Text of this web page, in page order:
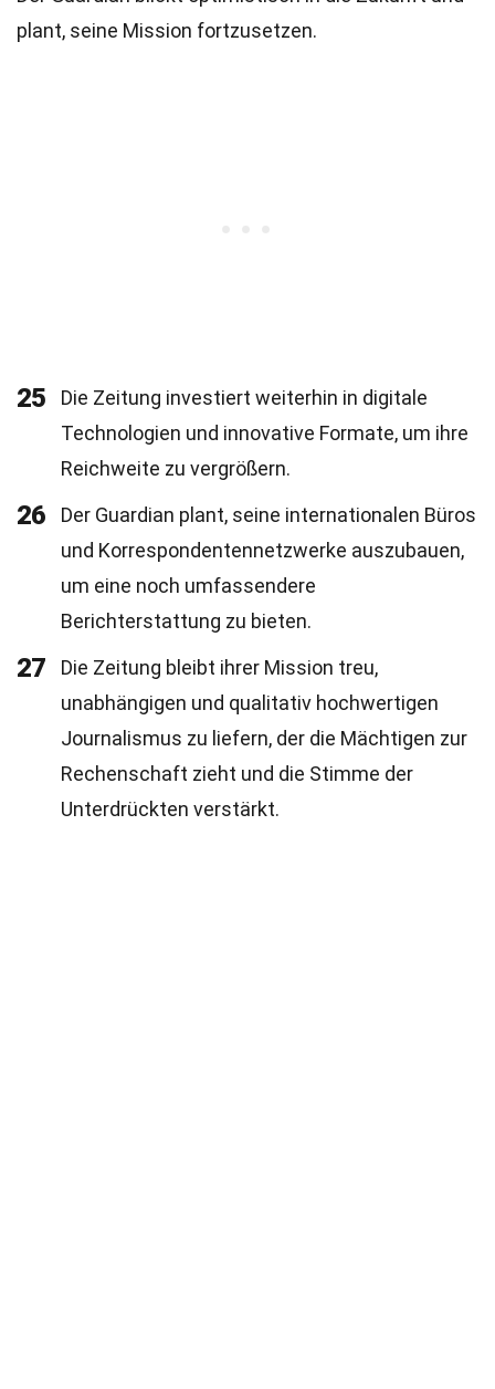
plant, seine Mission fortzusetzen.
25
Die Zeitung investiert weiterhin in digitale
Technologien und innovative Formate, um ihre
Reichweite zu vergrößern.
26
Der Guardian plant, seine internationalen Büros
und Korrespondentennetzwerke auszubauen,
um eine noch umfassendere
Berichterstattung zu bieten.
27
Die Zeitung bleibt ihrer Mission treu,
unabhängigen und qualitativ hochwertigen
Journalismus zu liefern, der die Mächtigen zur
Rechenschaft zieht und die Stimme der
Unterdrückten verstärkt.